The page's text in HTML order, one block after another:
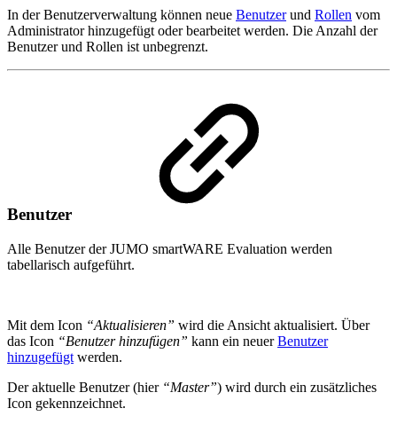
In der Benutzerverwaltung können neue Benutzerund Rollen vom
Administrator hinzugefügt oder bearbeitet werden. Die Anzahl der
Benutzer und Rollen ist unbegrenzt.
Benutzer
Alle Benutzer der JUMO smartWARE Evaluation werden
tabellarisch aufgeführt.
Mit dem Icon “Aktualisieren” wird die Ansicht aktualisiert. Über
das Icon “Benutzer hinzufügen” kann ein neuerBenutzer
hinzugefügt werden.
Der aktuelle Benutzer (hier “Master”) wird durch ein zusätzliches
Icon gekennzeichnet.